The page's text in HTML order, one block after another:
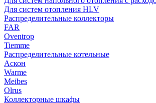
Для систем отопления HLV
Распределительные коллекторы
FAR
Oventrop
Tiemme
Распределительные котельные
Аскон
Warme
Meibes
Olrus
Коллекторные шкафы